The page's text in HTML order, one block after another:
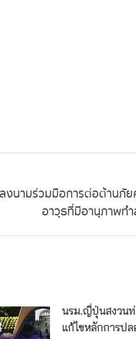
งนามร่วมมือการต่อต้านภั
อาวุธที่มีอานุภาพท
นรม.ญี่ปุ่นสงวน
แก้ไขหลักการปล